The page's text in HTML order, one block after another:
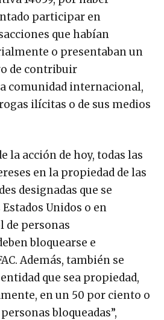
participar en
que habían
o presentaban un
de contribuir
comunidad internacional,
ilícitas o de sus medios
la acción de hoy, todas las
en la propiedad de las
designadas que se
Unidos o en
de personas
bloquearse e
Además, también se
que sea propiedad,
en un 50 por ciento o
bloqueadas”,